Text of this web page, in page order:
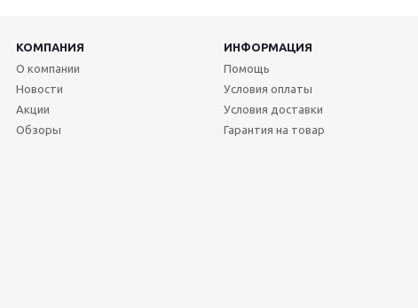
КОМПАНИЯ ИНФОРМАЦИЯ
О компании
Новости
Акции
Обзоры
Помощь
Условия оплаты
Условия доставки
Гарантия на товар